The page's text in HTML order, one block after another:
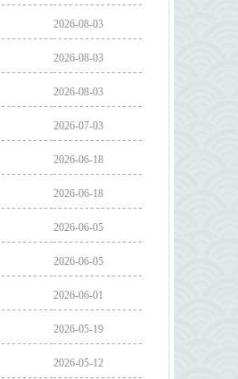
2026-08-03
2026-08-03
2026-08-03
2026-07-03
2026-06-18
2026-06-18
2026-06-05
2026-06-05
2026-06-01
2026-05-19
2026-05-12